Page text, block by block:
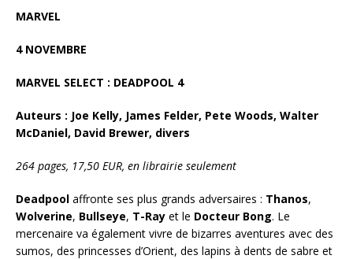
MARVEL
4 NOVEMBRE
MARVEL SELECT : DEADPOOL 4
Auteurs : Joe Kelly, James Felder, Pete Woods, Walter
McDaniel, David Brewer, divers
264 pages, 17,50 EUR, en librairie seulement
Deadpool affronte ses plus grands adversaires : Thanos,
Wolverine, Bullseye, T-Ray et le Docteur Bong. Le
mercenaire va également vivre de bizarres aventures avec des
sumos, des princesses d’Orient, des lapins à dents de sabre et